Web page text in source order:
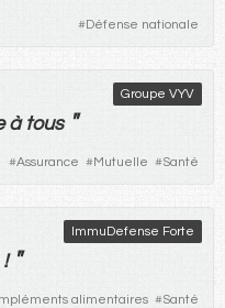
#Défense nationale
Groupe VYV
à tous "
#Assurance #Mutuelle #Santé
ImmuDefense Forte
! "
alimentaires #Santé